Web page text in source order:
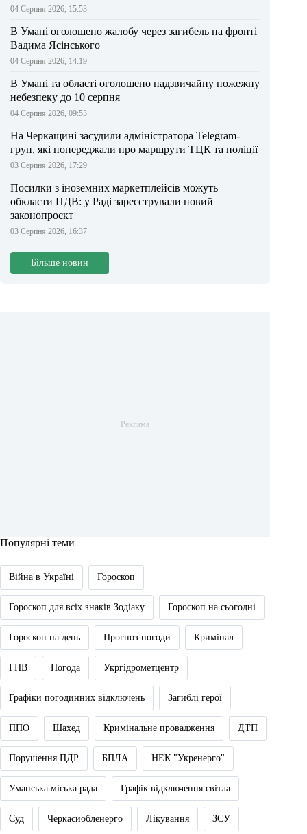
04 Серпня 2026, 15:53
В Умані оголошено жалобу через загибель на фронті
Вадима Ясінського
04 Серпня 2026, 14:19
В Умані та області оголошено надзвичайну пожежну
небезпеку до 10 серпня
04 Серпня 2026, 09:53
На Черкащині засудили адміністратора Telegram-
груп, які попереджали про маршрути ТЦК та поліції
03 Серпня 2026, 17:29
Посилки з іноземних маркетплейсів можуть
обкласти ПДВ: у Раді зареєстрували новий
законопроєкт
03 Серпня 2026, 16:37
Більше новин
Популярні теми
Війна в Україні Гороскоп
Гороскоп для всіх знаків Зодіаку Гороскоп на сьогодні
Гороскоп на день Прогноз погоди Кримінал
ГПВ Погода Укргідрометцентр
Графіки погодинних відключень Загиблі герої
ППО Шахед Кримінальне провадження ДТП
Порушення ПДР БПЛА НЕК "Укренерго"
Уманська міська рада Графік відключення світла
Суд Черкасиобленерго Лікування ЗСУ